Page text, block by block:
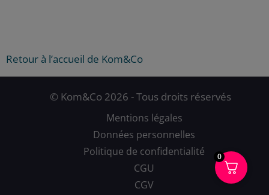
Retour à l’accueil de Kom&Co
© Kom&Co 2026 - Tous droits réservés
Mentions légales
Données personnelles
Politique de confidentialité
CGU
CGV
0